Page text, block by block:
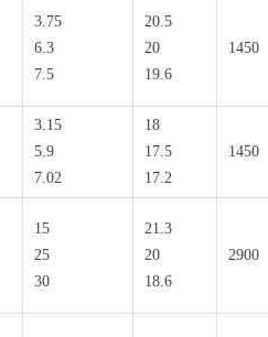
3.75
6.3
7.5
20.5
20
19.6
1450
3.15
5.9
7.02
18
17.5
17.2
1450
15
25
30
21.3
20
18.6
2900